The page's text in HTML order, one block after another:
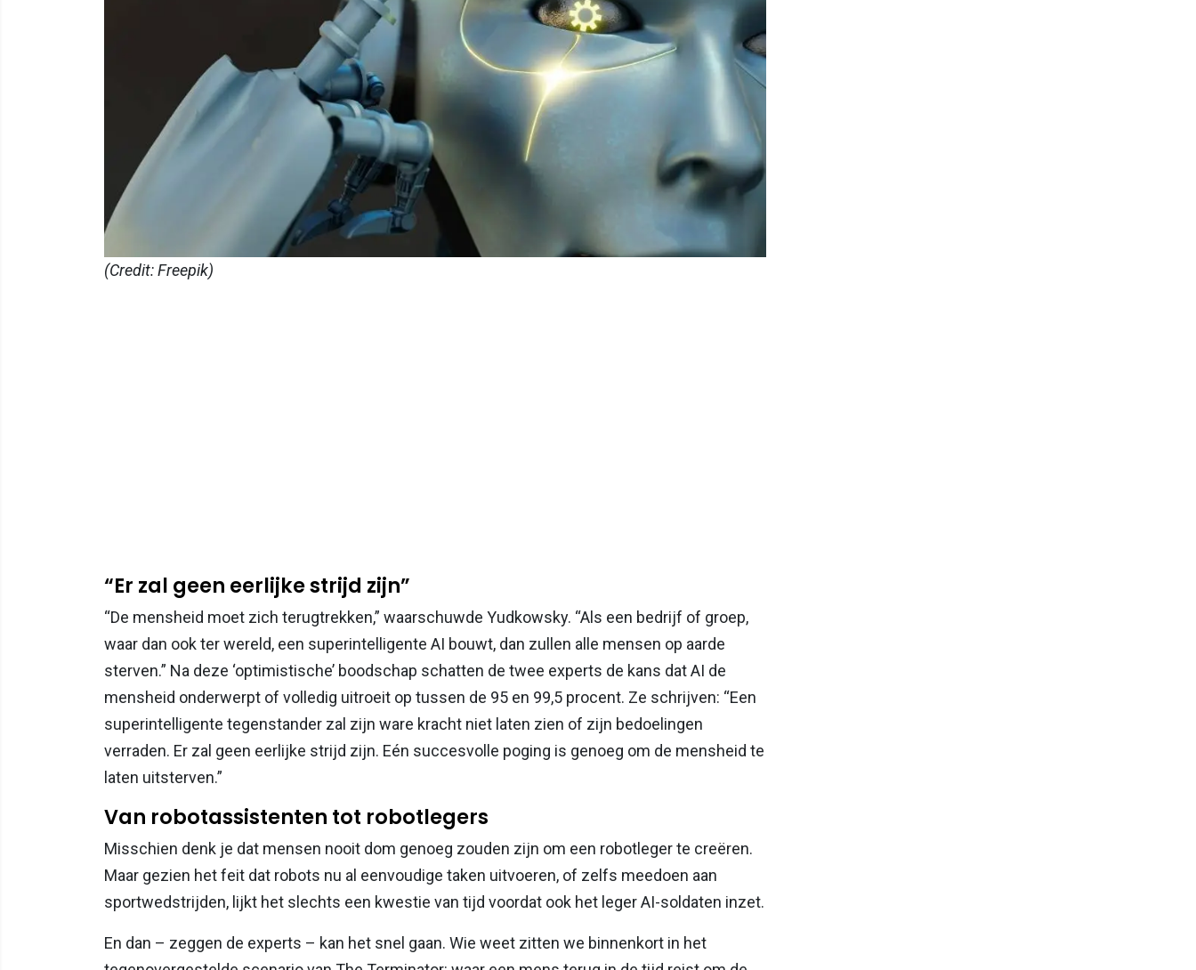
(Credit: Freepik)
“Er zal geen eerlijke strijd zijn”
“De mensheid moet zich terugtrekken,” waarschuwde Yudkowsky. “Als een bedrijf of groep,
waar dan ook ter wereld, een superintelligente AI bouwt, dan zullen alle mensen op aarde
sterven.” Na deze ‘optimistische’ boodschap schatten de twee experts de kans dat AI de
mensheid onderwerpt of volledig uitroeit op tussen de 95 en 99,5 procent. Ze schrijven: “Een
superintelligente tegenstander zal zijn ware kracht niet laten zien of zijn bedoelingen
verraden. Er zal geen eerlijke strijd zijn. Eén succesvolle poging is genoeg om de mensheid te
laten uitsterven.”
Van robotassistenten tot robotlegers
Misschien denk je dat mensen nooit dom genoeg zouden zijn om een robotleger te creëren.
Maar gezien het feit dat robots nu al eenvoudige taken uitvoeren, of zelfs meedoen aan
sportwedstrijden, lijkt het slechts een kwestie van tijd voordat ook het leger AI-soldaten inzet.
En dan – zeggen de experts – kan het snel gaan. Wie weet zitten we binnenkort in het